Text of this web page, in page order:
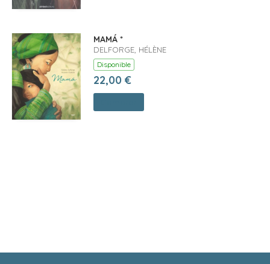
MAMÁ *
DELFORGE, HÉLÈNE
Disponible
22,00 €